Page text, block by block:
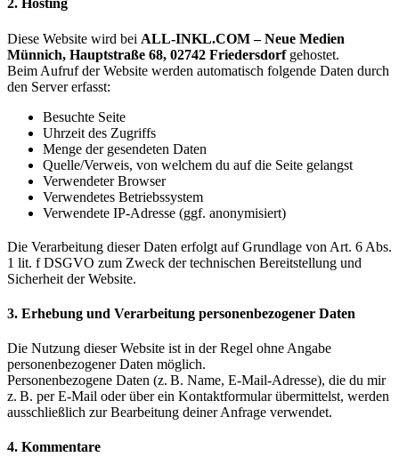
2. Hosting
Diese Website wird bei ALL-INKL.COM – Neue Medien
Münnich, Hauptstraße 68, 02742 Friedersdorfgehostet.
Beim Aufruf der Website werden automatisch folgende Daten durch
den Server erfasst:
Besuchte Seite
Uhrzeit des Zugriffs
Menge der gesendeten Daten
Quelle/Verweis, von welchem du auf die Seite gelangst
Verwendeter Browser
Verwendetes Betriebssystem
Verwendete IP-Adresse (ggf. anonymisiert)
Die Verarbeitung dieser Daten erfolgt auf Grundlage von Art. 6 Abs.
1 lit. f DSGVO zum Zweck der technischen Bereitstellung und
Sicherheit der Website.
3. Erhebung und Verarbeitung personenbezogener Daten
Die Nutzung dieser Website ist in der Regel ohne Angabe
personenbezogener Daten möglich.
Personenbezogene Daten (z. B. Name, E-Mail-Adresse), die du mir
z. B. per E-Mail oder über ein Kontaktformular übermittelst, werden
ausschließlich zur Bearbeitung deiner Anfrage verwendet.
4. Kommentare